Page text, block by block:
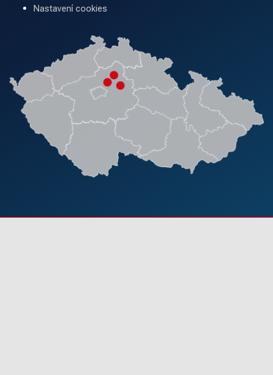
Nastavení cookies